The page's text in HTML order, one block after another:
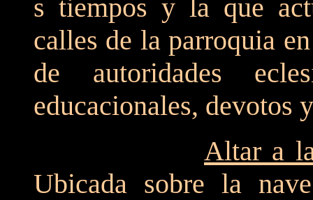
s tiempos y la que
calles de la parroquia
de autoridades
educacionales, devotos
Altar a
Ubicada sobre la